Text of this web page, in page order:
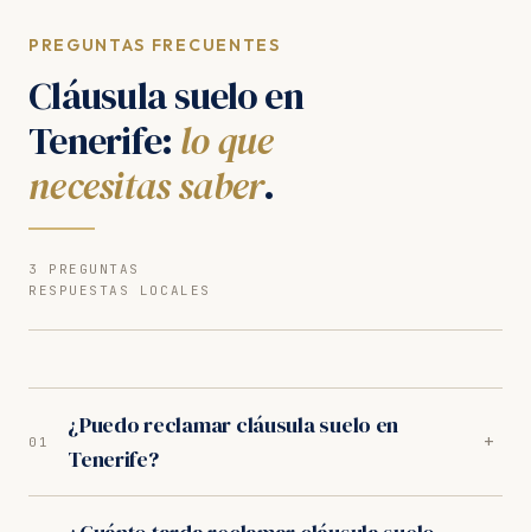
PREGUNTAS FRECUENTES
Cláusula suelo en
Tenerife: lo que
necesitas saber.
3 PREGUNTAS
RESPUESTAS LOCALES
01
¿Puedo reclamar cláusula suelo en
Tenerife?
+